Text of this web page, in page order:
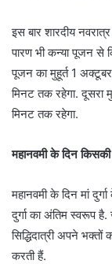
इस बार शारदीय
पारण भी कन्या पूजन से
पूजन का मुहूर्त 1
मिनट तक रहेगा.
मिनट तक रहेगा.
महानवमी के दिन किसकी
महानवमी के दिन मां
दुर्गा का अंतिम स्वरूप
सिद्धिदात्री अपने भक्तों
करती हैं.